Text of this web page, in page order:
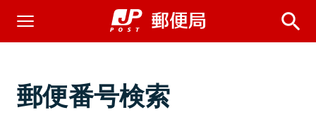
郵便番号検索